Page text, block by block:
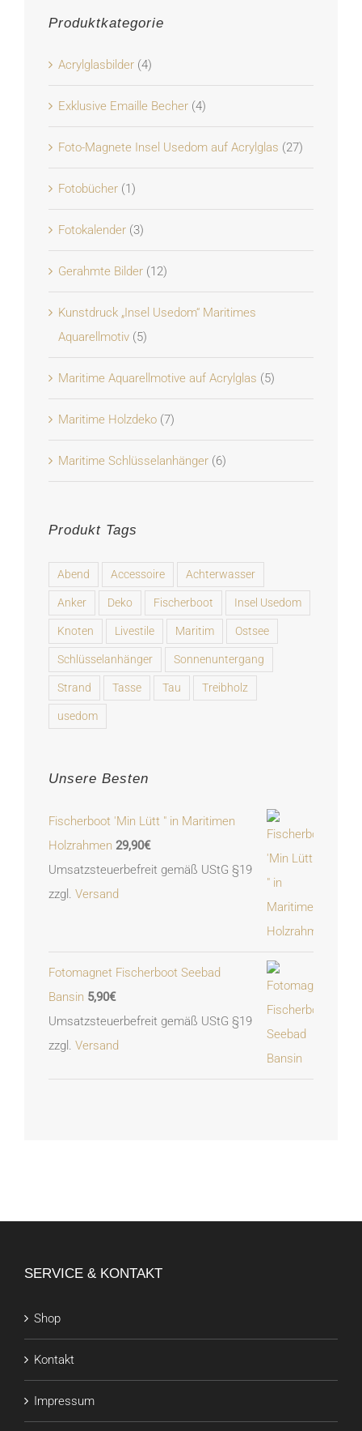
Produktkategorie
Acrylglasbilder (4)
Exklusive Emaille Becher (4)
Foto-Magnete Insel Usedom auf Acrylglas (27)
Fotobücher (1)
Fotokalender (3)
Gerahmte Bilder (12)
Kunstdruck „Insel Usedom“ Maritimes
Aquarellmotiv (5)
Maritime Aquarellmotive auf Acrylglas (5)
Maritime Holzdeko (7)
Maritime Schlüsselanhänger (6)
Produkt Tags
Abend Accessoire Achterwasser
Anker Deko Fischerboot Insel Usedom
Knoten Livestile Maritim Ostsee
Schlüsselanhänger Sonnenuntergang
Strand Tasse Tau Treibholz
usedom
Unsere Besten
Fischerboot 'Min Lütt " in Maritimen
Holzrahmen 29,90€
Umsatzsteuerbefreit gemäß UStG §19
zzgl. Versand
Fotomagnet Fischerboot Seebad
Bansin 5,90€
Umsatzsteuerbefreit gemäß UStG §19
zzgl. Versand
SERVICE & KONTAKT
Shop
Kontakt
Impressum